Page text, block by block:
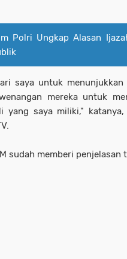
Polri Ungkap Alasan
saya untuk
mereka untuk
yang saya miliki,"
sudah memberi penjelasan